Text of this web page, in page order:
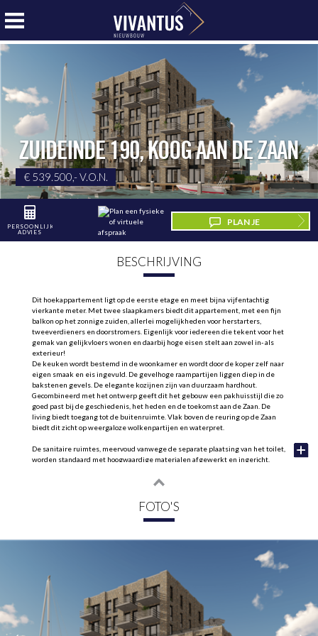
PERSOONLIJK
ADVIES
PLAN JE
ZUIDEINDE 190,KOOG AAN DE ZAAN
€ 539.500,- V.O.N.
BESCHRIJVING
Dit hoekappartement ligt op de eerste etage en meet bijna vijfentachtig
vierkante meter. Met twee slaapkamers biedt dit appartement, met een fijn
balkon op het zonnige zuiden, allerlei mogelijkheden voor herstarters,
tweeverdieners en doorstromers. Eigenlijk voor iedereen die tekent voor het
gemak van gelijkvloers wonen en daarbij hoge eisen stelt aan zowel in- als
exterieur!
De keuken wordt bestemd in de woonkamer en wordt door de koper zelf naar
eigen smaak en eis ingevuld. De gevelhoge raampartijen liggen diep in de
bakstenen gevels. De elegante kozijnen zijn van duurzaam hardhout.
Gecombineerd met het ontwerp geeft dit het gebouw een pakhuisstijl die zo
goed past bij de geschiedenis, het heden en de toekomst aan de Zaan. De
living biedt toegang tot de buitenruimte. Vlak boven de reuring op de Zaan
biedt dit zicht op weergaloze wolkenpartijen en waterpret.
De sanitaire ruimtes, meervoud vanwege de separate plaatsing van het toilet,
worden standaard met hoogwaardige materialen afgewerkt en ingericht.
stappen verder te gaan. De open keuken is casco en voorbereid op het nieuwe
vullen op een duurzame manier een belangrijk deel van de externe
energiebehoefte in. Het warmte-terug-winsysteem en boiler dragen hier in
belangrijke mate aan bij. De vloeren vormen de warmtebron voor het hele
Dit royale appartement is ruim, comfortabel, duurzaam, toekomstgericht en
Indeling:
Hoofdentree. Bellentableau met video-intercom en brievenbussen. Centrale
hal met externe meterkast en binnendoor naar gezamenlijke fietsenstalling
met eveneens aparte ingang. Trappenhuis en liftinstallatie.
1e Etage: gezamenlijke hal. Entree appartement. Hal met meterkast. Geheel
FOTO'S